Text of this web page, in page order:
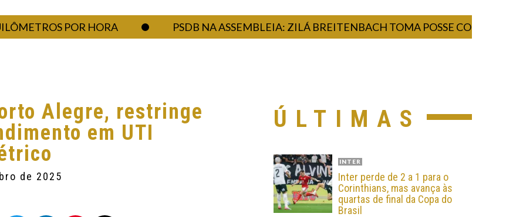
POR HORA PSDB NA ASSEMBLEIA: ZILÁ BREITENBACH TOMA POSSE COMO DEPUTADA
Alegre, restringe
em UTI
de 2025
ÚLTIMAS
INTER
Inter perde de 2 a 1 para o
Corinthians, mas avança às
quartas de final da Copa do
Brasil